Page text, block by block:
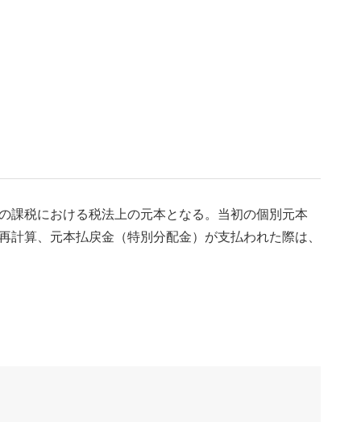
課税における税法上の元本となる。当初の個別元本
計算、元本払戻金（特別分配金）が支払われた際は、